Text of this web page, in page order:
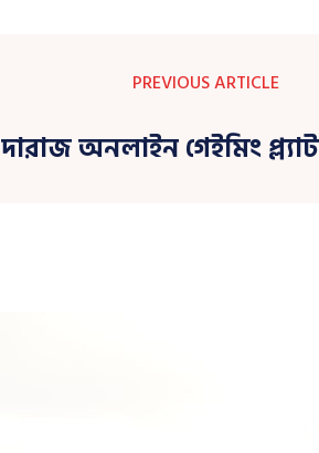
PREVIOUS ARTICLE
দারাজ অনলাইন গেইমিং